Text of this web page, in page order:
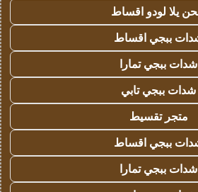
يلا لودو اقساط
ببجي اقساط
شدات ببجي تمارا
شدات ببجي تابي
متجر تقسيط
ببجي اقساط
شدات ببجي تمارا